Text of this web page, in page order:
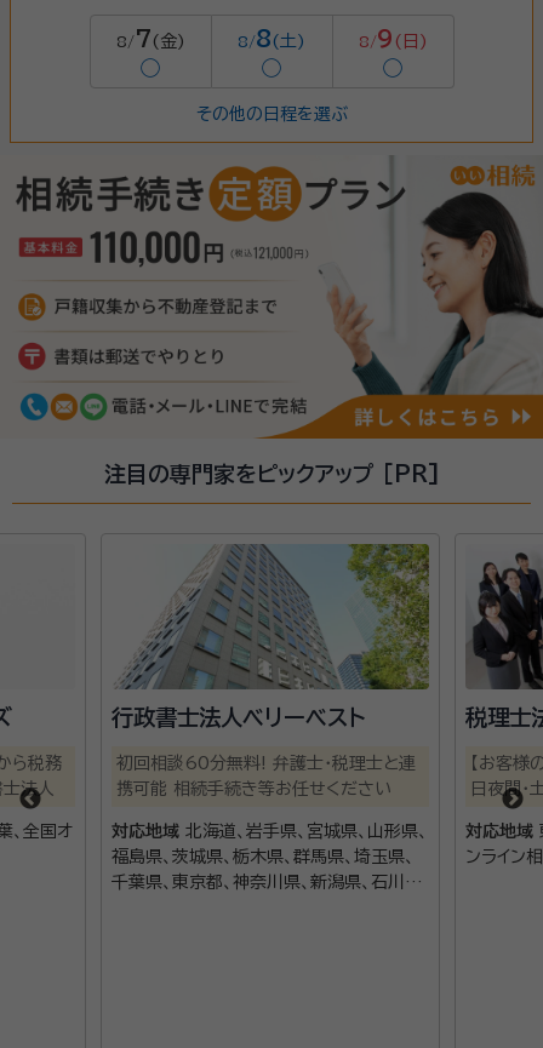
8/7 (金)
◯
8/8(土)
◯
8/9 (日)
◯
その他の日程を選ぶ
注目の専門家をピックアップ [PR]
ら税務
法人
、全国オ
行政書士法人ベリーベスト
初回相談60分無料! 弁護士・税理士と連
携可能 相続手続き等お任せください
対応地域 北海道、岩手県、宮城県、山形県、
福島県、茨城県、栃木県、群馬県、埼玉県、
千葉県、東京都、神奈川県、新潟県、石川
税理士
【お客様
日夜間
対応地域
ンライン